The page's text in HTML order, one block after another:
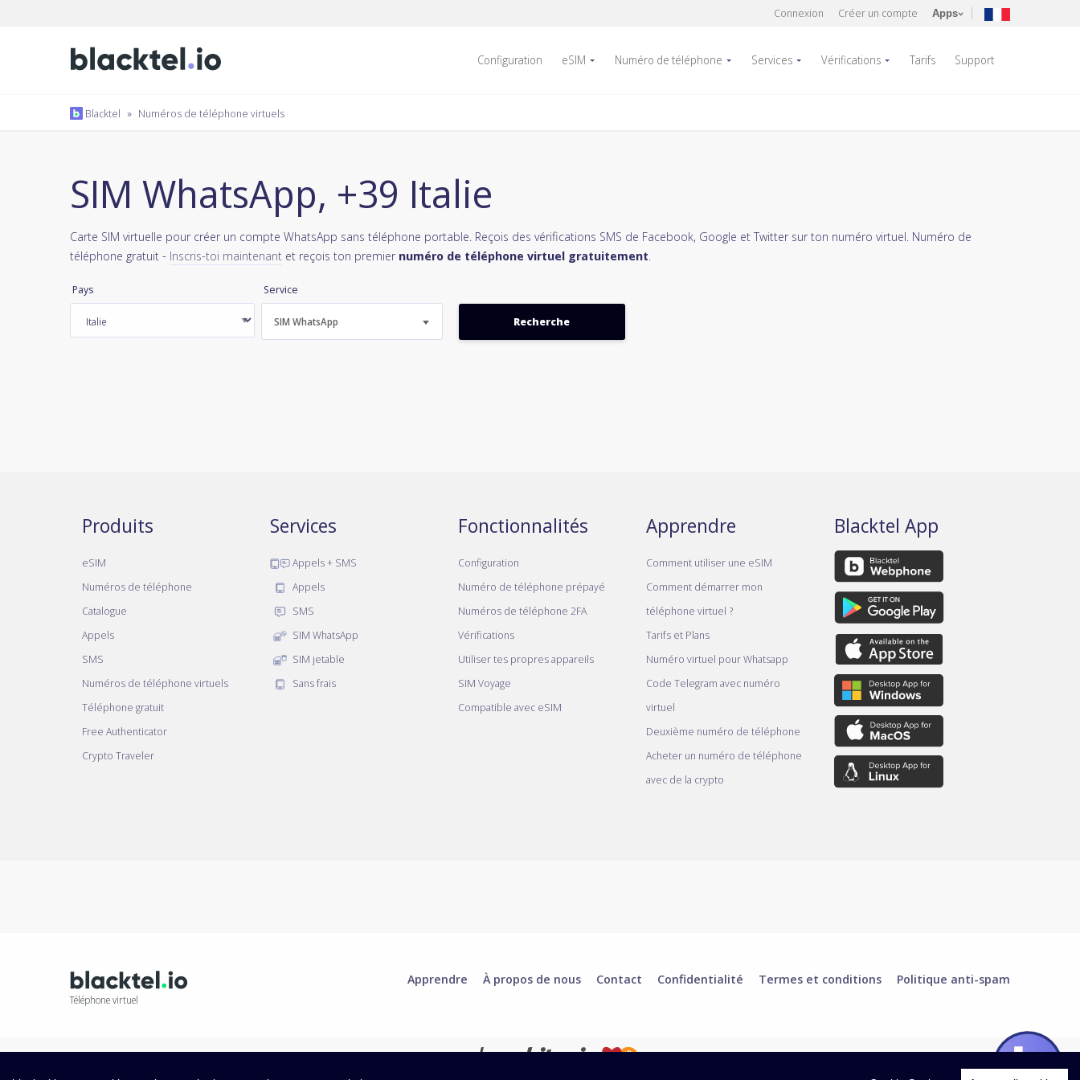
Connexion Créer un compte Apps
Configuration eSIM Numéro de téléphone Services Vérifications Tarifs Support
Blacktel » Numéros de téléphone virtuels
SIM WhatsApp, +39 Italie
Carte SIM virtuelle pour créer un compte WhatsApp sans téléphone portable. Reçois des vérifications SMS de Facebook, Google et Twitter sur ton numéro virtuel. Numéro de
téléphone gratuit - Inscris-toi maintenant et reçois ton premier numéro de téléphone virtuel gratuitement.
Pays Service
SIM WhatsApp
Produits
eSIM
Numéros de téléphone
Catalogue
Appels
SMS
Numéros de téléphone virtuels
Téléphone gratuit
Free Authenticator
Crypto Traveler
Services
Appels + SMS
Appels
SMS
SIM WhatsApp
SIM jetable
Sans frais
Fonctionnalités
Configuration
Numéro de téléphone prépayé
Numéros de téléphone 2FA
Vérifications
Utiliser tes propres appareils
SIM Voyage
Compatible avec eSIM
Apprendre
Comment utiliser une eSIM
Comment démarrer mon
téléphone virtuel ?
Tarifs et Plans
Numéro virtuel pour Whatsapp
Code Telegram avec numéro
virtuel
Deuxième numéro de téléphone
Acheter un numéro de téléphone
avec de la crypto
Blacktel App
Téléphone virtuel
Apprendre À propos de nous Contact Confidentialité Termes et conditions Politique anti-spam